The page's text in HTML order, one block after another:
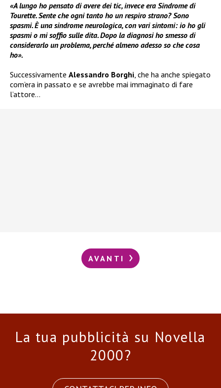
«A lungo ho pensato di avere dei tic, invece era Sindrome di
Tourette. Sente che ogni tanto ho un respiro strano? Sono
spasmi. È una sindrome neurologica, con vari sintomi: io ho gli
spasmi o mi soffio sulle dita. Dopo la diagnosi ho smesso di
considerarlo un problema, perché almeno adesso so che cosa
ho».
Successivamente Alessandro Borghi, che ha anche spiegato
com’era in passato e se avrebbe mai immaginato di fare
l’attore…
AVANTI
La tua pubblicità su Novella
2000?